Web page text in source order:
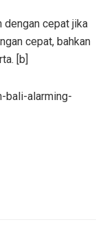
dengan cepat jika
cepat, bahkan
[b]
bali-alarming-